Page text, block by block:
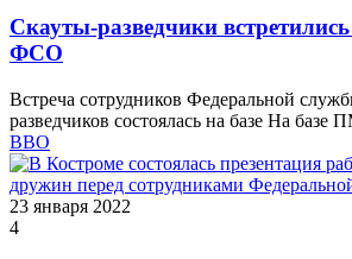
Скауты-разведчики
ФСО
Встреча сотрудников Федеральной
разведчиков состоялась на базе На
ВВО
23 января 2022
4